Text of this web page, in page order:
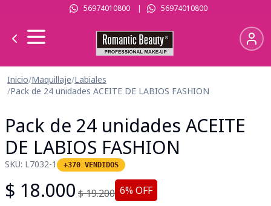
56974010800| 56974010800
Inicio/Maquillaje/Labiales
/Pack de 24 unidades ACEITE DE LABIOS FASHION
Pack de 24 unidades ACEITE
DE LABIOS FASHION
SKU: L7032-1 +370 VENDIDOS
$ 18.000 $19.200 6% OFF